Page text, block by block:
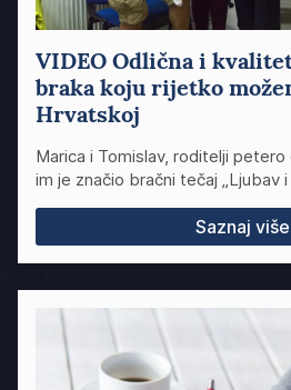
VIDEO Odlična i
braka koju rijetko
Hrvatskoj
Marica i Tomislav, roditelji
im je značio bračni tečaj „Ljubav
Saznaj